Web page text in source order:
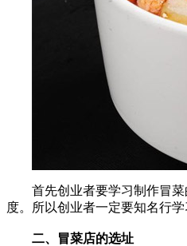
首先创业者要学习制作冒
度。所以创业者一定要知名行
二、冒菜店的选址